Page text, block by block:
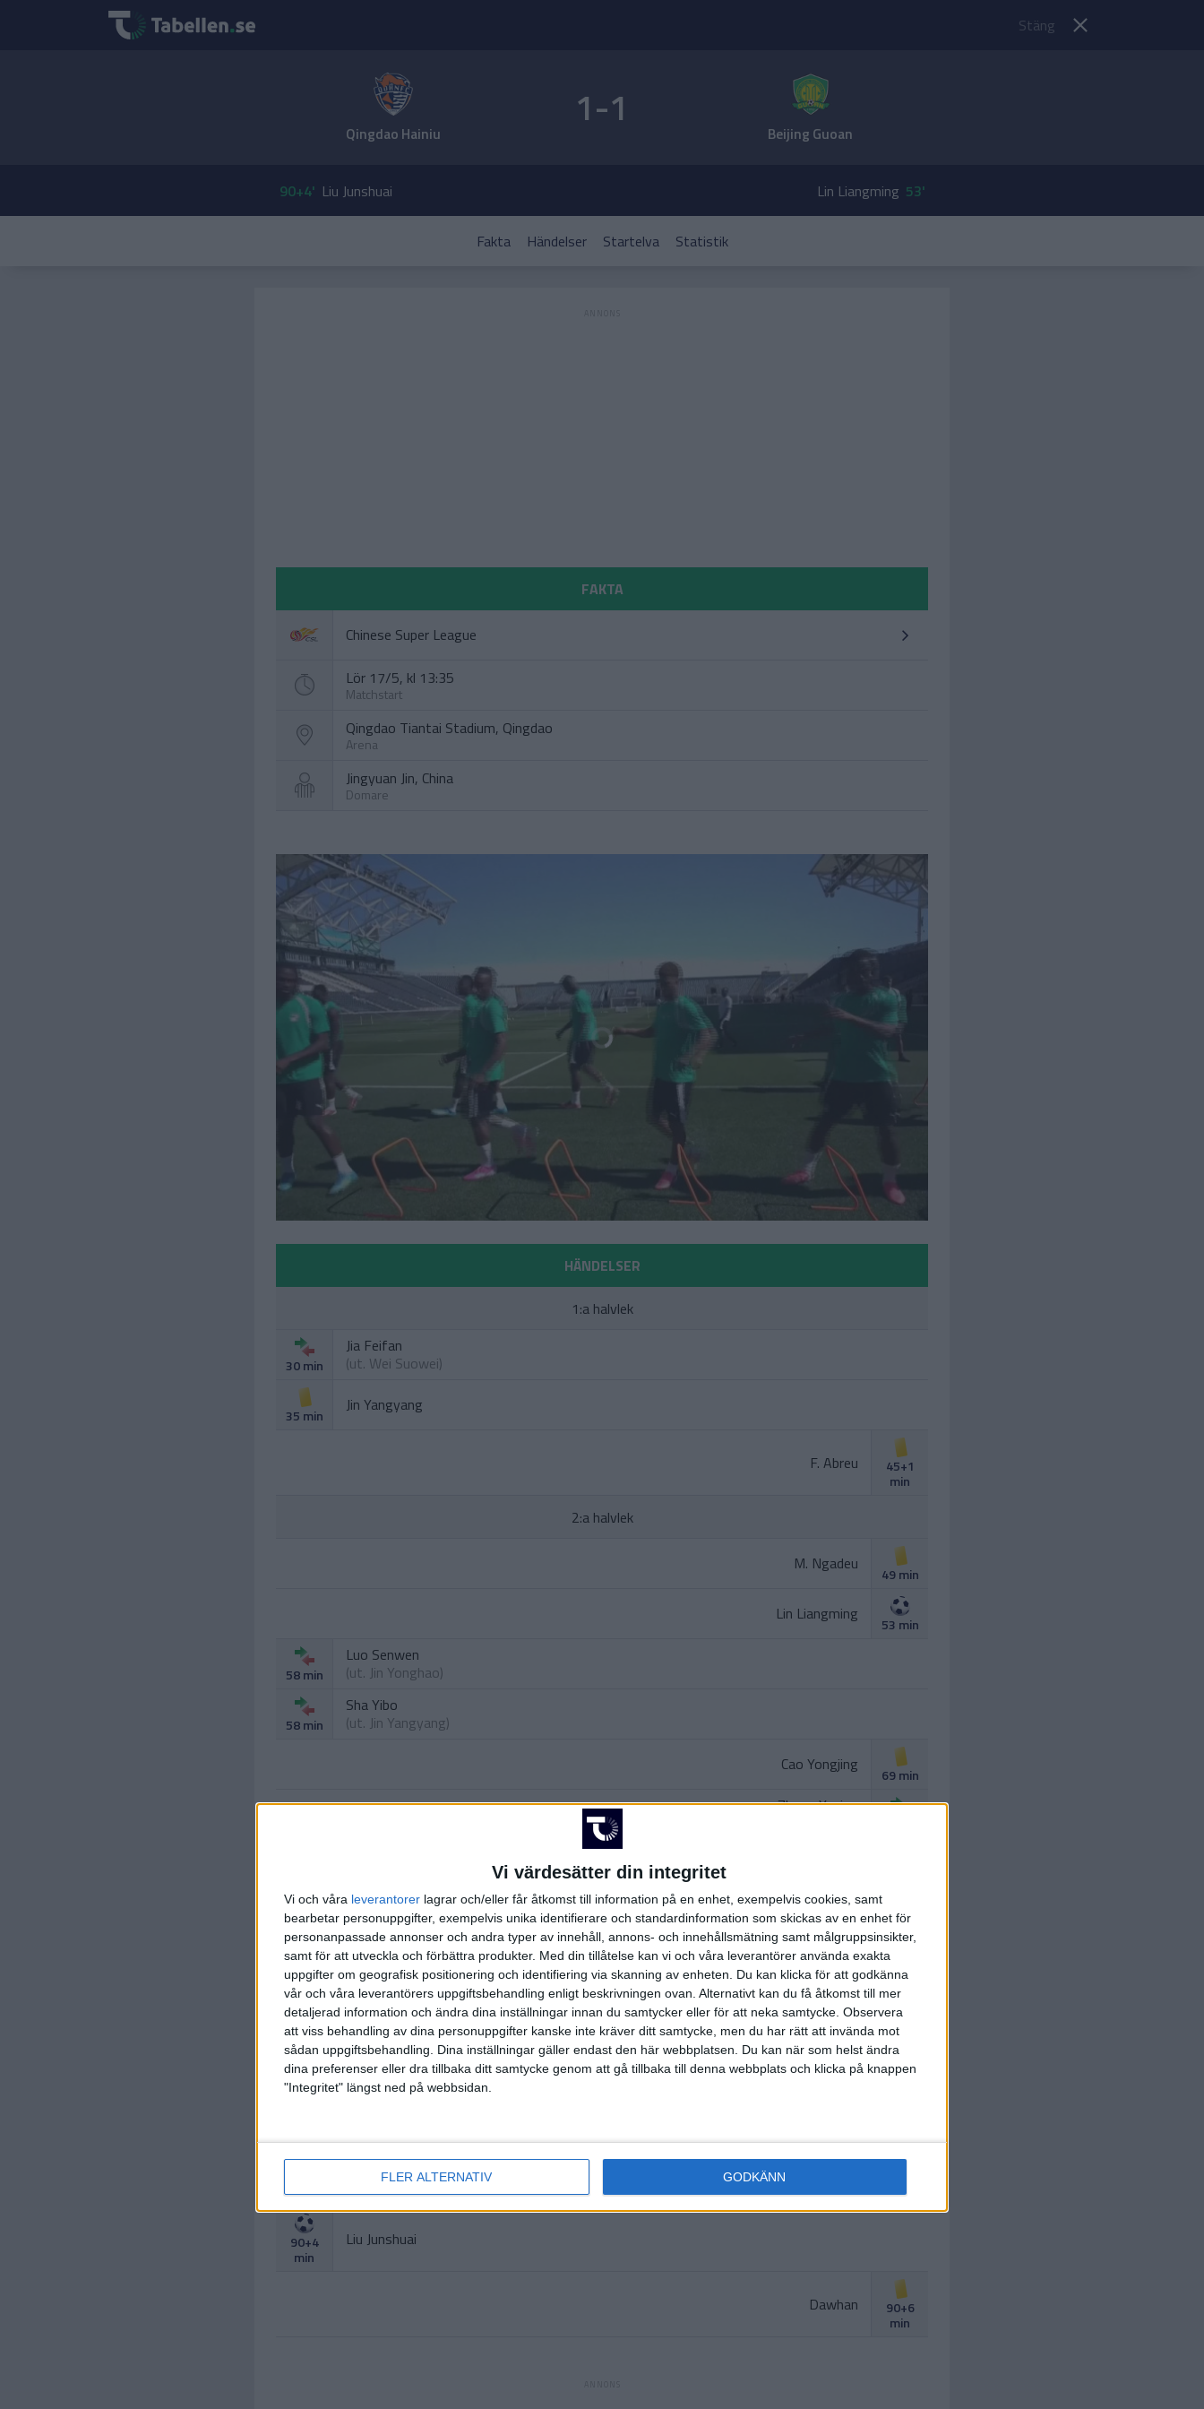
Vi värdesätter din integritet
Vi och våra leverantorer lagrar och/eller får åtkomst till information på en enhet, exempelvis cookies, samt
bearbetar personuppgifter, exempelvis unika identifierare och standardinformation som skickas av en enhet för
personanpassade annonser och andra typer av innehåll, annons- och innehållsmätning samt målgruppsinsikter,
samt för att utveckla och förbättra produkter. Med din tillåtelse kan vi och våra leverantörer använda exakta
uppgifter om geografisk positionering och identifiering via skanning av enheten. Du kan klicka för att godkänna
vår och våra leverantörers uppgiftsbehandling enligt beskrivningen ovan. Alternativt kan du få åtkomst till mer
detaljerad information och ändra dina inställningar innan du samtycker eller för att neka samtycke. Observera
att viss behandling av dina personuppgifter kanske inte kräver ditt samtycke, men du har rätt att invända mot
sådan uppgiftsbehandling. Dina inställningar gäller endast den här webbplatsen. Du kan när som helst ändra
dina preferenser eller dra tillbaka ditt samtycke genom att gå tillbaka till denna webbplats och klicka på knappen
"Integritet" längst ned på webbsidan.
FLER ALTERNATIV GODKÄNN
Stäng
Qingdao Hainiu 1-1 Beijing Guoan
90+4' Liu Junshuai Lin Liangming 53'
Fakta Händelser Startelva Statistik
FAKTA
Chinese Super League
Lör 17/5, kl 13:35
Matchstart
Qingdao Tiantai Stadium, Qingdao
Arena
Jingyuan Jin, China
Domare
HÄNDELSER
1:a halvlek
30 min
Jia Feifan
(ut. Wei Suowei)
35 min
Jin Yangyang
F. Abreu
45+1
min
2:a halvlek
M. Ngadeu
49 min
Lin Liangming
53 min
58 min
Luo Senwen
(ut. Jin Yonghao)
58 min
Sha Yibo
(ut. Jin Yangyang)
Cao Yongjing
69 min
Zhang Yuning
80 min
Wong Ho-Chun Anson
(ut.Feng Boyuan)
80 min
Che Shiwei
(ut.Song Long)
U. Spajic
(ut.Cao Yongjing) 84 min
Zhang Xizhe
(ut.F. Abreu) 84 min
min
90+4
min
Liu Junshuai
Dawhan
90+6
min